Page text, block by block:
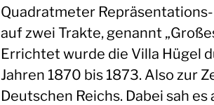
Quadratmeter
auf zwei Trakte, genannt
Errichtet wurde die Villa Hügel
Jahren 1870 bis 1873. Also zur
Deutschen Reichs. Dabei sah